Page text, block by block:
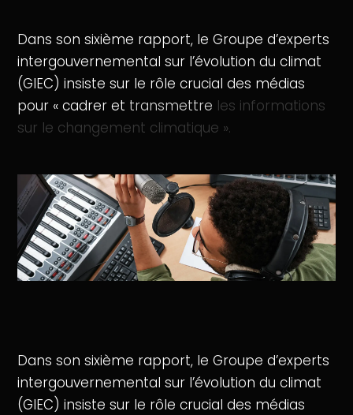
Dans son sixième rapport, le Groupe d’experts
intergouvernemental sur l’évolution du climat
(GIEC) insiste sur le rôle crucial des médias
pour « cadrer et transmettre les informations
sur le changement climatique ».
Dans son sixième rapport, le Groupe d’experts
intergouvernemental sur l’évolution du climat
(GIEC) insiste sur le rôle crucial des médias